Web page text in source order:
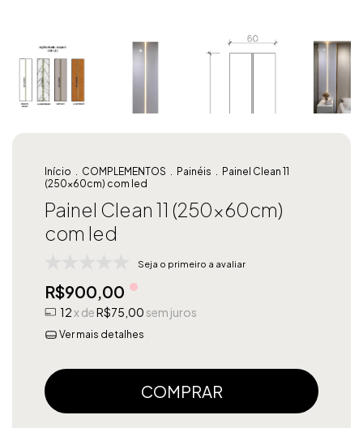
Início . COMPLEMENTOS . Painéis . Painel Clean 11
(250x60cm) com led
Painel Clean 11 (250x60cm)
com led
Seja o primeiro a avaliar
R$900,00
12x deR$75,00 sem juros
Ver mais detalhes